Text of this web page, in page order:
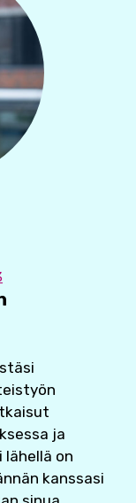
ja
on
kanssasi